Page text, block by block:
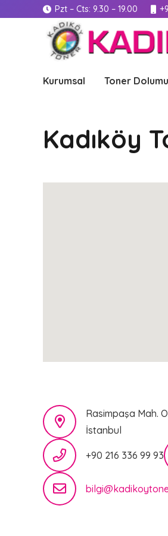
Pzt – Cts: 9.30 – 19.00
Kurumsal Toner Dolumu
Kadıköy
Rasimpaşa Mah.
İstanbul
+90 216 336 99 93